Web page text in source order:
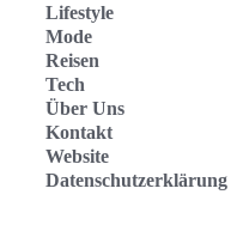
Lifestyle
Mode
Reisen
Tech
Über Uns
Kontakt
Website
Datenschutzerklärung